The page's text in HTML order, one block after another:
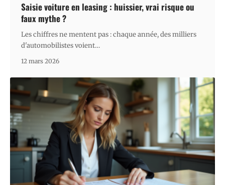
Saisie voiture en leasing : huissier, vrai risque ou
faux mythe ?
Les chiffres ne mentent pas : chaque année, des milliers
d'automobilistes voient…
12 mars 2026